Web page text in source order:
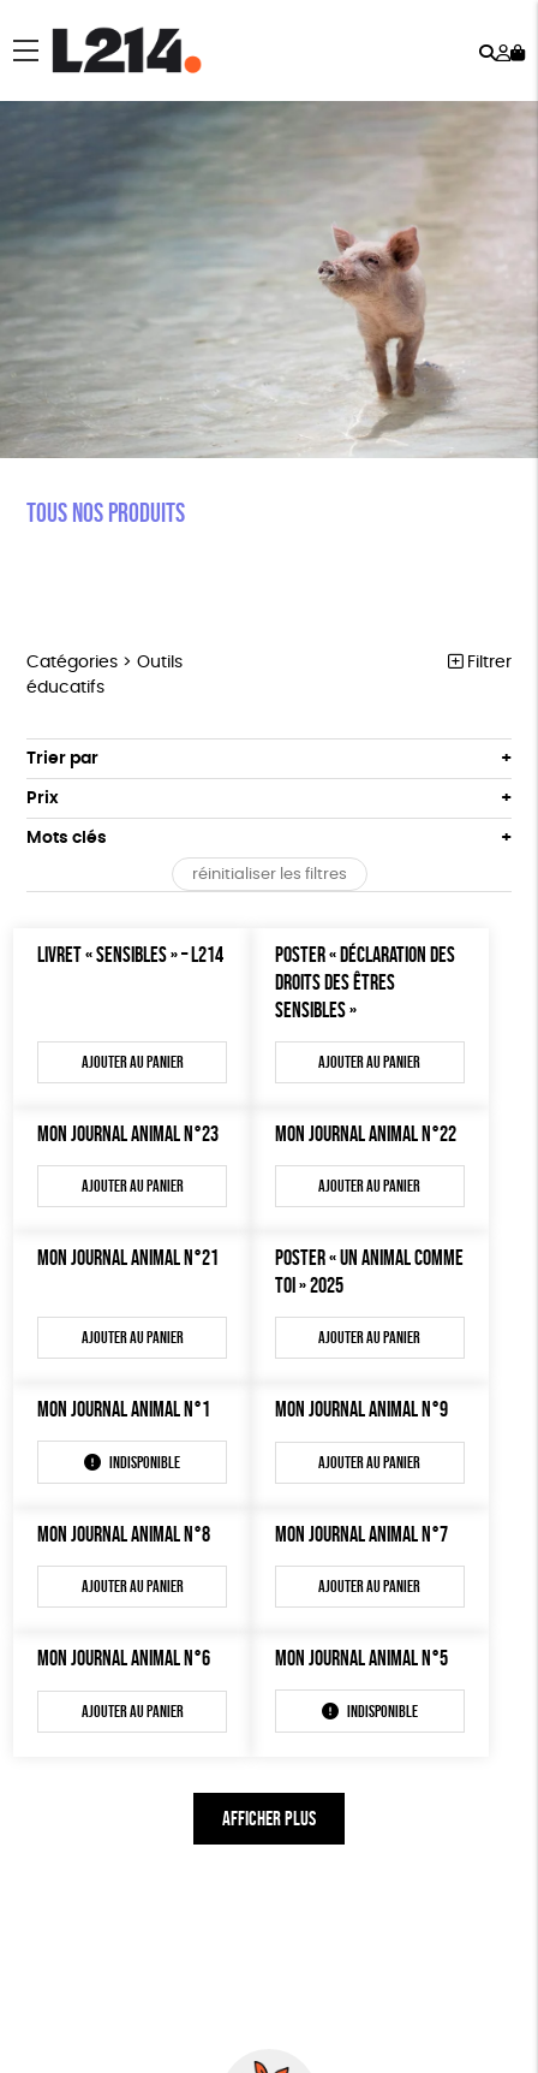
menu
Tous nos produits
Catégories > Outils
éducatifs
Filtrer
MARCHE POUR LA FERMETURE DES ABATTOIRS
OUTILS MILITANTS
TRACTS
CARTES
OUTILS ÉDUCATIFS
LIBRAIRIE
ACCESSOIRES
BADGES
Trier par
Par défaut
Popularité
Prix : du - cher au + cher
Prix
Tous
50 € - 100 €
150 € - 200 €
Mots clés
OEKO-Tex, PETA approuved vegan
réinitialiser les filtres
LIVRET « SENSIBLES » – L214
Ajouter au panier
POSTER « DÉCLARATION DES
DROITS DES ÊTRES
SENSIBLES »
Ajouter au panier
MON JOURNAL ANIMAL N°23
Ajouter au panier
MON JOURNAL ANIMAL N°22
Ajouter au panier
MON JOURNAL ANIMAL N°21
Ajouter au panier
POSTER « UN ANIMAL COMME
TOI » 2025
Ajouter au panier
MON JOURNAL ANIMAL N°1
Indisponible
MON JOURNAL ANIMAL N°9
Ajouter au panier
MON JOURNAL ANIMAL N°8
Ajouter au panier
MON JOURNAL ANIMAL N°7
Ajouter au panier
MON JOURNAL ANIMAL N°6
Ajouter au panier
MON JOURNAL ANIMAL N°5
Indisponible
AFFICHER PLUS